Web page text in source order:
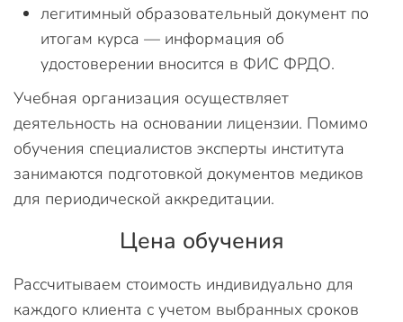
легитимный образовательный документ по
итогам курса — информация об
удостоверении вносится в ФИС ФРДО.
Учебная организация осуществляет
деятельность на основании лицензии. Помимо
обучения специалистов эксперты института
занимаются подготовкой документов медиков
для периодической аккредитации.
Цена обучения
Рассчитываем стоимость индивидуально для
каждого клиента с учетом выбранных сроков